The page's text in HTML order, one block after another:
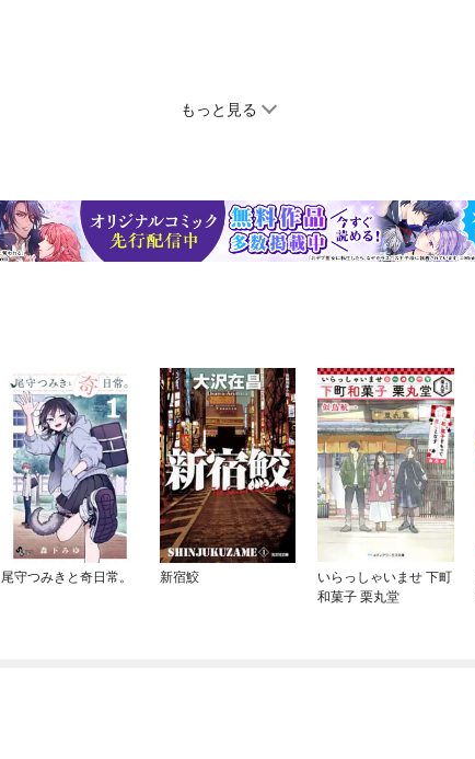
もっと見る
尾守つみきと奇日常。 新宿鮫
いらっしゃいませ 下町
和菓子 栗丸堂